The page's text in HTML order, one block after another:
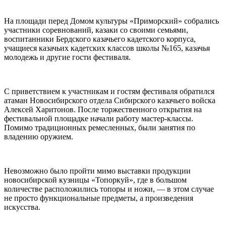
На площади перед Домом культуры «Приморский» собрались
участники соревнований, казаки со своими семьями,
воспитанники Бердского казачьего кадетского корпуса,
учащиеся казачьих кадетских классов школы №165, казачья
молодежь и другие гости фестиваля.
С приветствием к участникам и гостям фестиваля обратился
атаман Новосибирского отдела Сибирского казачьего войска
Алексей Харитонов. После торжественного открытия на
фестивальной площадке начали работу мастер-классы.
Помимо традиционных ремесленных, были занятия по
владению оружием.
Невозможно было пройти мимо выставки продукции
новосибирской кузницы «Топоркуй», где в большом
количестве расположились топоры и ножи, — в этом случае
не просто функциональные предметы, а произведения
искусства.